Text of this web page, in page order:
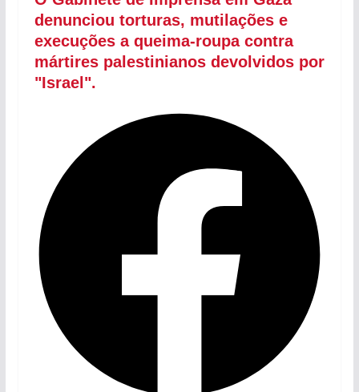
denunciou torturas, mutilações e
execuções a queima-roupa contra
mártires palestinianos devolvidos por
"Israel".